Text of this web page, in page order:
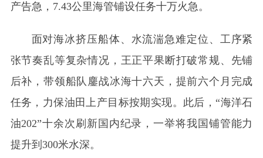
产告急，7.43公里海管铺设任务十万火急。
面对海冰挤压船体、水流湍急难定位、工序紧
张节奏乱等复杂情况，王正平果断打破常规、先铺
后补，带领船队鏖战冰海十六天，提前六个月完成
任务，力保油田上产目标按期实现。此后，“海洋石
油202”十余次刷新国内纪录，一举将我国铺管能力
提升到300米水深。